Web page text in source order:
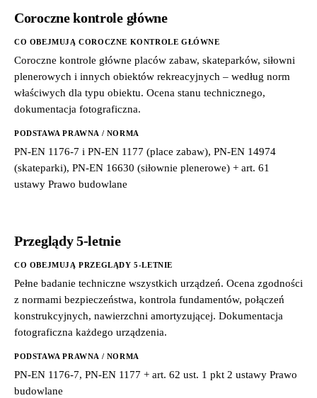
Coroczne kontrole główne
CO OBEJMUJĄ COROCZNE KONTROLE GŁÓWNE
Coroczne kontrole główne placów zabaw, skateparków, siłowni
plenerowych i innych obiektów rekreacyjnych – według norm
właściwych dla typu obiektu. Ocena stanu technicznego,
dokumentacja fotograficzna.
PODSTAWA PRAWNA / NORMA
PN-EN 1176-7 i PN-EN 1177 (place zabaw), PN-EN 14974
(skateparki), PN-EN 16630 (siłownie plenerowe) + art. 61
ustawy Prawo budowlane
Przeglądy 5-letnie
CO OBEJMUJĄ PRZEGLĄDY 5-LETNIE
Pełne badanie techniczne wszystkich urządzeń. Ocena zgodności
z normami bezpieczeństwa, kontrola fundamentów, połączeń
konstrukcyjnych, nawierzchni amortyzującej. Dokumentacja
fotograficzna każdego urządzenia.
PODSTAWA PRAWNA / NORMA
PN-EN 1176-7, PN-EN 1177 + art. 62 ust. 1 pkt 2 ustawy Prawo
budowlane